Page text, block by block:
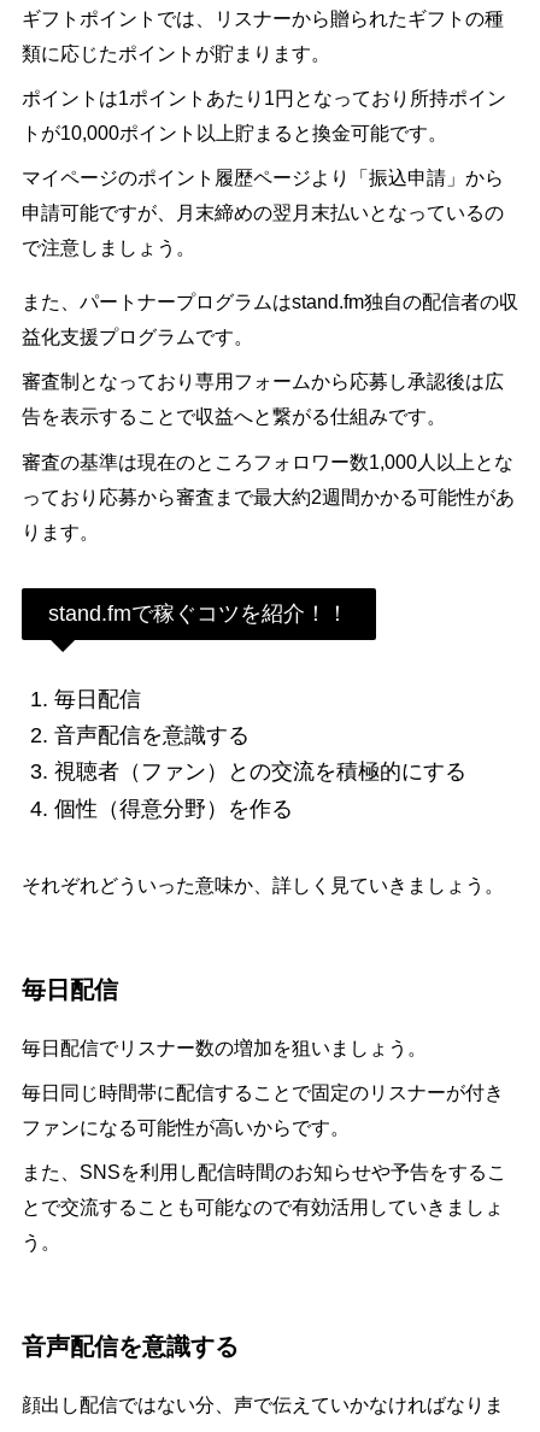
ギフトポイントでは、リスナーから贈られたギフトの種
類に応じたポイントが貯まります。
ポイントは1ポイントあたり1円となっており所持ポイン
トが10,000ポイント以上貯まると換金可能です。
マイページのポイント履歴ページより「振込申請」から
申請可能ですが、月末締めの翌月末払いとなっているの
で注意しましょう。
また、パートナープログラムはstand.fm独自の配信者の収
益化支援プログラムです。
審査制となっており専用フォームから応募し承認後は広
告を表示することで収益へと繋がる仕組みです。
審査の基準は現在のところフォロワー数1,000人以上とな
っており応募から審査まで最大約2週間かかる可能性があ
ります。
stand.fmで稼ぐコツを紹介！！
毎日配信
音声配信を意識する
視聴者（ファン）との交流を積極的にする
個性（得意分野）を作る
それぞれどういった意味か、詳しく見ていきましょう。
毎日配信
毎日配信でリスナー数の増加を狙いましょう。
毎日同じ時間帯に配信することで固定のリスナーが付き
ファンになる可能性が高いからです。
また、SNSを利用し配信時間のお知らせや予告をするこ
とで交流することも可能なので有効活用していきましょ
う。
音声配信を意識する
顔出し配信ではない分、声で伝えていかなければなりま